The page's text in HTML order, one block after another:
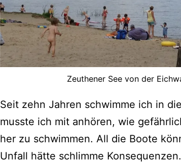
Zeuthener See von der
Seit zehn Jahren schwimme ich in
musste ich mit anhören, wie
her zu schwimmen. All die Boote
Unfall hätte schlimme